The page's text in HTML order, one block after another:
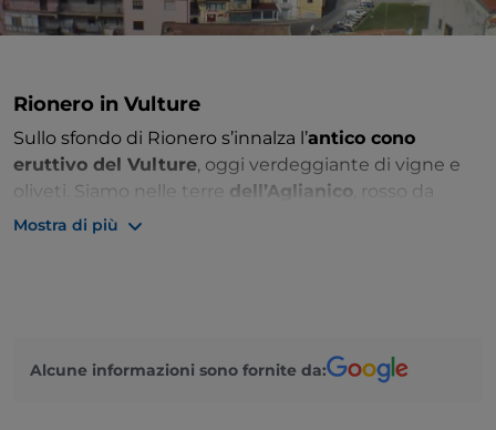
Rionero in Vulture
Sullo sfondo di Rionero s’innalza l’antico cono
eruttivo del Vulture, oggi verdeggiante di vigne e
oliveti. Siamo nelle terre dell’Aglianico , rosso da
lungo invecchiamento, e di un
particolarmente quella ai duelaghi di Monticchio
Mostra di più
Alcune informazioni sono fornite da: